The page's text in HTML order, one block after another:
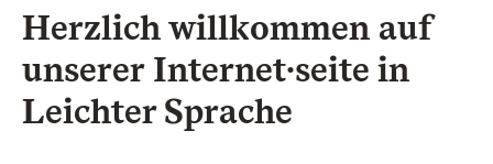
Herzlich willkommen auf
unserer Internet∙seite in
Leichter Sprache